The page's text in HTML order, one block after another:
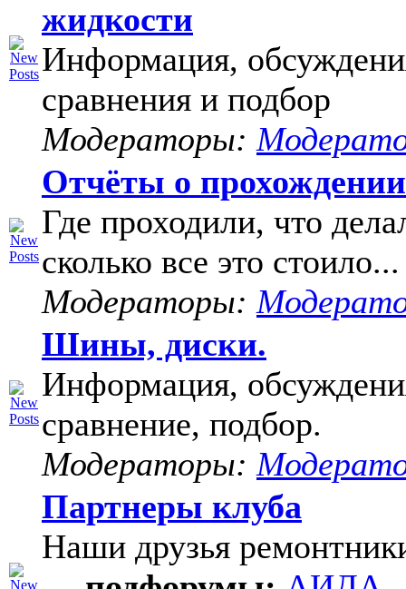
жидкости
Информация,
сравнения и подбор
Модераторы:
Отчёты о
Где проходили, что
сколько все это стоило...
Модераторы:
Шины, диски.
Информация,
сравнение, подбор.
Модераторы:
Партнеры клуба
Наши друзья